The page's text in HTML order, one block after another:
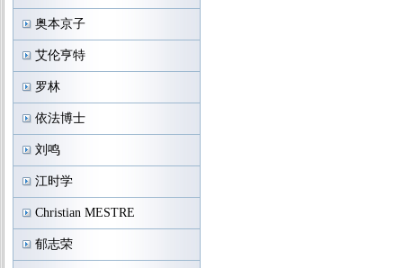
奥本京子
艾伦亨特
罗林
依法博士
刘鸣
江时学
Christian MESTRE
郁志荣